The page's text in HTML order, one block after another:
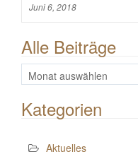
Juni 6, 2018
Alle Beiträge
Alle
Beiträge
Kategorien
Aktuelles